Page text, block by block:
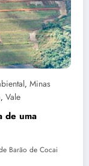
, Minas
, Vale
de uma
Barão de Cocai